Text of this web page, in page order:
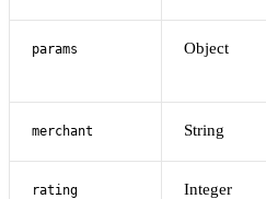
params Object
merchant String
rating Integer